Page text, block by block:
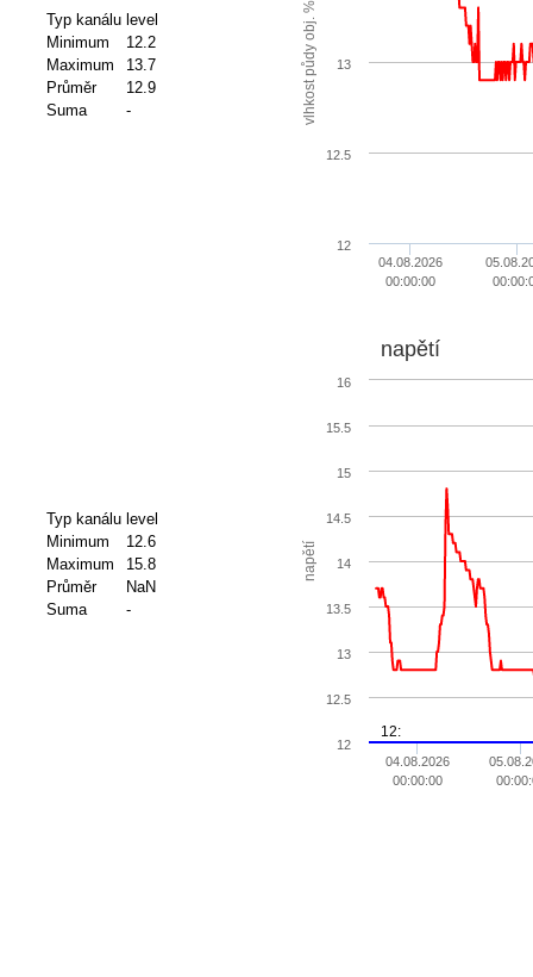
Typ kanálu level
Minimum
12.2
Maximum
13.7
Průměr
12.9
Suma
- vlhkost půdy obj. %
04.08.2026
00:00:00
12
12.5
13
Typ kanálu level
Minimum
12.6
Maximum
15.8
Průměr
NaN
Suma
-
napětí
napětí
12:
04.08.2026
00:00:00
12
12.5
13
13.5
14
14.5
15
15.5
16